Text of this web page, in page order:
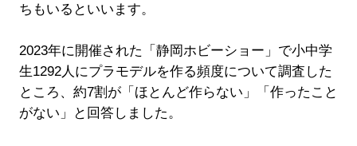
ちもいるといいます。
2023年に開催された「静岡ホビーショー」で小中学
生1292人にプラモデルを作る頻度について調査した
ところ、約7割が「ほとんど作らない」「作ったこと
がない」と回答しました。